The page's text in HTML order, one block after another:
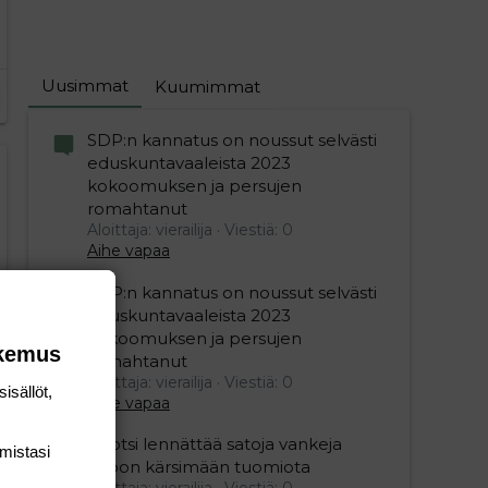
editoriin…
Uusimmat Kuumimmat
SDP:n kannatus on noussut selvästi
eduskuntavaaleista 2023
kokoomuksen ja persujen
romahtanut
Aloittaja: vierailija
Viestiä: 0
Aihe vapaa
SDP:n kannatus on noussut selvästi
eduskuntavaaleista 2023
kokoomuksen ja persujen
romahtanut
Aloittaja: vierailija
Viestiä: 0
Aihe vapaa
Ruotsi lennättää satoja vankeja
Viroon kärsimään tuomiota